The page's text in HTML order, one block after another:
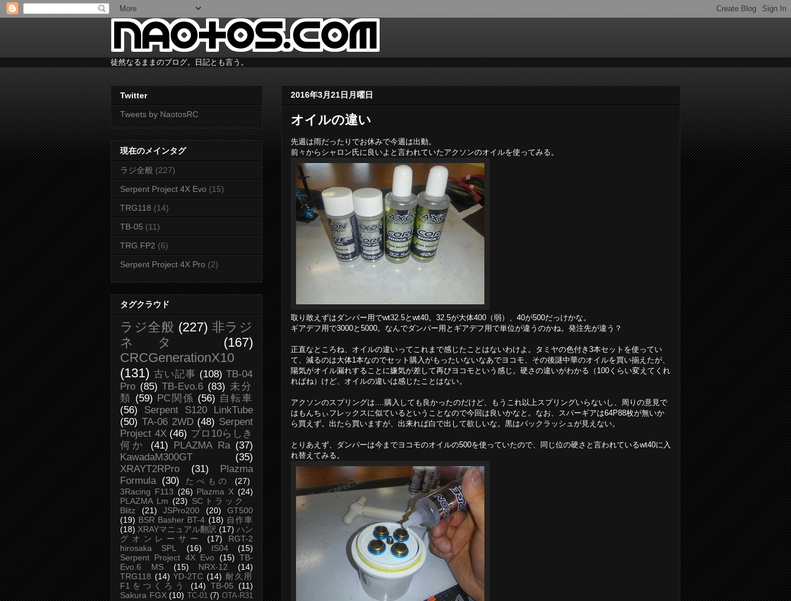
徒然なるままのブログ。日記とも言う。
2016年3月21日月曜日
オイルの違い
先週は雨だったりでお休みで今週は出動。
前々からシャロン氏に良いよと言われていたアクソンのオイルを使ってみる。
取り敢えずはダンパー用でwt32.5とwt40。32.5が大体400（弱）、40が500だっけかな。
ギアデフ用で3000と5000。なんでダンパー用とギアデフ用で単位が違うのかね。発注先が違う？
正直なところね、オイルの違いってこれまで感じたことはないわけよ。タミヤの色付き3本セットを使ってい
て、減るのは大体1本なのでセット購入がもったいないなあでヨコモ、その後謎中華のオイルを買い揃えたが、
陽気がオイル漏れすることに嫌気が差して再びヨコモという感じ。硬さの違いがわかる（100くらい変えてくれ
ればね）けど、オイルの違いは感じたことはない。
アクソンのスプリングは....購入しても良かったのだけど、もうこれ以上スプリングいらないし、周りの意見で
はもんちぃフレックスに似ているということなので今回は良いかなと。なお、スパーギアは64P88枚が無いか
ら買えず。出たら買いますが、出来れば白で出して欲しいな。黒はバックラッシュが見えない。
とりあえず、ダンパーは今までヨコモのオイルの500を使っていたので、同じ位の硬さと言われているwt40に入
れ替えてみる。
Twitter
Tweets by NaotosRC
現在のメインタグ
ラジ全般 (227)
Serpent Project 4X Evo (15)
TRG118 (14)
TB-05 (11)
TRG FP2 (6)
Serpent Project 4X Pro (2)
タグクラウド
ラジ全般 (227) 非ラジ
ネタ
(167)
CRCGenerationX10
(131) 古い記事 (108) TB-04
Pro (85) TB-Evo.6 (83) 未分
類
(59) PC関係 (56) 自転車
(56)
Serpent S120 LinkTube
(50) TA-06 2WD (48) Serpent
Project 4X (46) プロ10らしき
何か
(41) PLAZMA Ra (37)
KawadaM300GT
(35)
XRAYT2RPro
(31)
Plazma
Formula (30) たべもの
(27)
3Racing F113 (26) Plazma X (24)
PLAZMA Lm (23) SCトラック
Blitz
(21) JSPro200 (20)
GT500
(19) BSR Basher BT-4 (18) 自作車
(18) XRAYマニュアル翻訳 (17) ハン
グオンレーサー
(17)
RGT-2
hirosaka SPL
(16) IS04
(15)
Serpent Project 4X Evo
(15) TB-
Evo.6 MS
(15) NRX-12
(14)
TRG118 (14) YD-2TC (14) 耐久用
F1をつくろう
(14) TB-05 (11)
Sakura FGX (10) TC-01 (7) OTA-R31